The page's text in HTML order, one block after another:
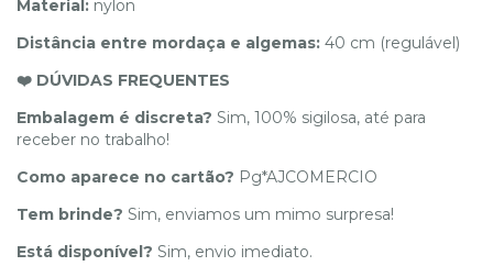
Material: nylon
Distância entre mordaça e algemas: 40 cm (regulável)
❤️ DÚVIDAS FREQUENTES
Embalagem é discreta? Sim, 100% sigilosa, até para
receber no trabalho!
Como aparece no cartão? Pg*AJCOMERCIO
Tem brinde? Sim, enviamos um mimo surpresa!
Está disponível? Sim, envio imediato.